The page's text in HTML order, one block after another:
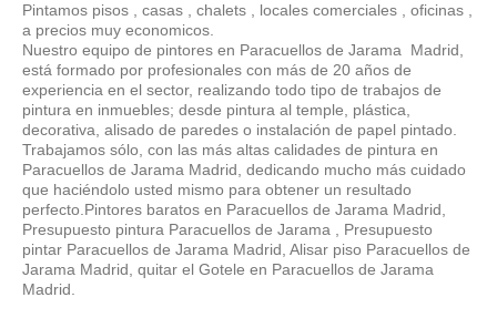
Pintamos pisos , casas , chalets , locales comerciales , oficinas ,
a precios muy economicos.
Nuestro equipo de pintores en Paracuellos de Jarama Madrid,
está formado por profesionales con más de 20 años de
experiencia en el sector, realizando todo tipo de trabajos de
pintura en inmuebles; desde pintura al temple, plástica,
decorativa, alisado de paredes o instalación de papel pintado.
Trabajamos sólo, con las más altas calidades de pintura en
Paracuellos de Jarama Madrid, dedicando mucho más cuidado
que haciéndolo usted mismo para obtener un resultado
perfecto.Pintores baratos en Paracuellos de Jarama Madrid,
Presupuesto pintura Paracuellos de Jarama , Presupuesto
pintar Paracuellos de Jarama Madrid, Alisar piso Paracuellos de
Jarama Madrid, quitar el Gotele en Paracuellos de Jarama
Madrid.